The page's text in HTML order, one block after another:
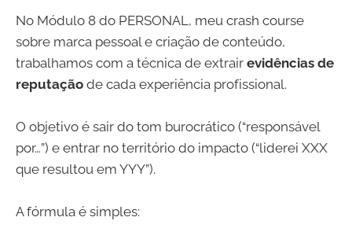
No Módulo 8 do PERSONAL, meu crash course
sobre marca pessoal e criação de conteúdo,
trabalhamos com a técnica de extrair evidências de
reputação de cada experiência profissional.
O objetivo é sair do tom burocrático (“responsável
por…”) e entrar no território do impacto (“liderei XXX
que resultou em YYY”).
A fórmula é simples: